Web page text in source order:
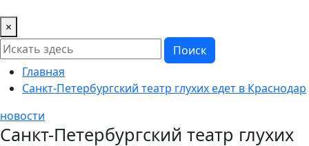
×
Поиск
Главная
Санкт-Петербургский театр глухих едет в Краснодар
новости
Санкт-Петербургский театр глухих